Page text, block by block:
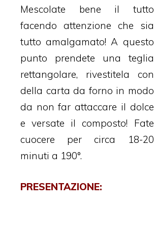
Mescolate bene il tutto
facendo attenzione che sia
tutto amalgamato! A questo
punto prendete una teglia
rettangolare, rivestitela con
della carta da forno in modo
da non far attaccare il dolce
e versate il composto! Fate
cuocere per circa 18-20
minuti a 190°.
PRESENTAZIONE: